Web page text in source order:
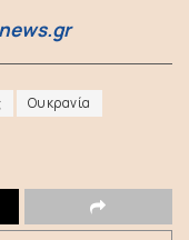
Ουκρανία